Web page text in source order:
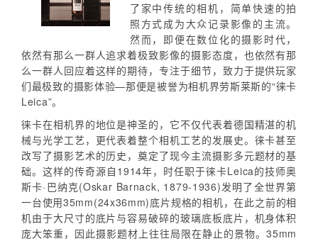
了家中传统的相机，简单快速的拍
照方式成为大众记录影像的主流。
然而，即便在数位化的摄影时代，
依然有那么一群人追求着极致影像的摄影态度，也依然有那
么一群人回应着这样的期待，专注于细节，致力于提供玩家
们最极致的摄影体验—那便是被誉为相机界劳斯莱斯的“徕卡
Leica”。
徕卡在相机界的地位是神圣的，它不仅代表着德国精湛的机
械与光学工艺，更代表着整个相机工艺的发展史。徕卡甚至
改写了摄影艺术的历史，奠定了现今主流摄影多元题材的基
础。这样的传奇源自1914年，时任职于徕卡Leica的技师奥
斯卡·巴纳克(Oskar Barnack, 1879-1936)发明了全世界第
一台使用35mm(24x36mm)底片规格的相机，在此之前的相
机由于大尺寸的底片与容易破碎的玻璃底板底片，机身体积
庞大笨重，因此摄影题材上往往局限在静止的景物。35mm